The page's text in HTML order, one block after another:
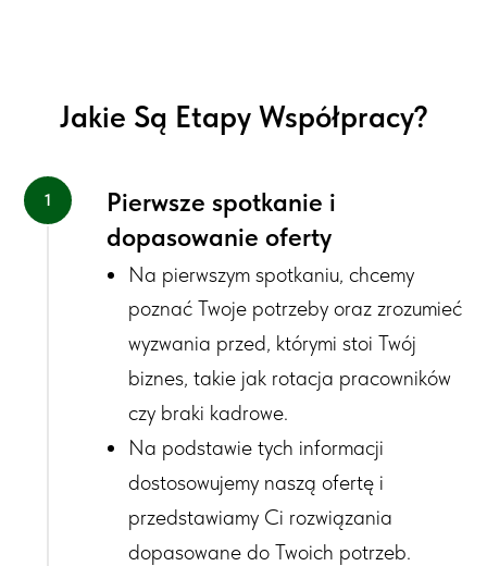
Jakie Są Etapy Współpracy?
Pierwsze spotkanie i
dopasowanie oferty
Na pierwszym spotkaniu, chcemy
poznać Twoje potrzeby oraz zrozumieć
wyzwania przed, którymi stoi Twój
biznes, takie jak rotacja pracowników
czy braki kadrowe.
Na podstawie tych informacji
dostosowujemy naszą ofertę i
przedstawiamy Ci rozwiązania
dopasowane do Twoich potrzeb.